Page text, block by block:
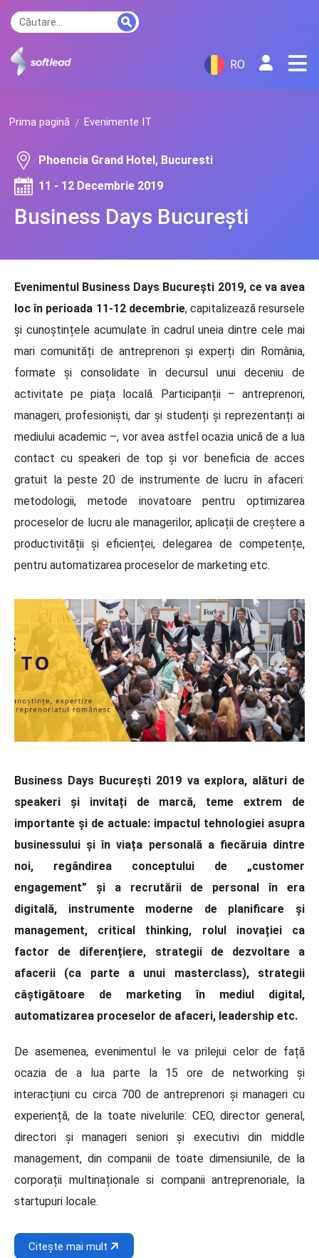
RO
Prima pagină Evenimente IT
Business Days București
Phoencia Grand Hotel, Bucuresti
11 - 12 Decembrie 2019
Evenimentul Business Days București 2019, ce va avea
loc în perioada 11-12 decembrie, capitalizează resursele
și cunoștințele acumulate în cadrul uneia dintre cele mai
mari comunități de antreprenori și experți din România,
formate și consolidate în decursul unui deceniu de
activitate pe piața locală. Participanții – antreprenori,
manageri, profesioniști, dar și studenți și reprezentanți ai
mediului academic –, vor avea astfel ocazia unică de a lua
contact cu speakeri de top și vor beneficia de acces
gratuit la peste 20 de instrumente de lucru în afaceri:
metodologii, metode inovatoare pentru optimizarea
proceselor de lucru ale managerilor, aplicații de creștere a
productivității și eficienței, delegarea de competențe,
pentru automatizarea proceselor de marketing etc.
Business Days București 2019 va explora, alături de
speakeri și invitați de marcă, teme extrem de
importante și de actuale: impactul tehnologiei asupra
businessului și în viața personală a fiecăruia dintre
noi, regândirea conceptului de „customer
engagement” și a recrutării de personal în era
digitală, instrumente moderne de planificare și
management, critical thinking, rolul inovației ca
factor de diferențiere, strategii de dezvoltare a
afacerii (ca parte a unui masterclass), strategii
câștigătoare de marketing în mediul digital,
automatizarea proceselor de afaceri, leadership etc.
De asemenea, evenimentul le va prilejui celor de față
ocazia de a lua parte la 15 ore de networking și
interacțiuni cu circa 700 de antreprenori și manageri cu
experiență, de la toate nivelurile: CEO, director general,
directori și manageri seniori și executivi din middle
management, din companii de toate dimensiunile, de la
corporații multinaționale si companii antreprenoriale, la
startupuri locale.
Citește mai mult